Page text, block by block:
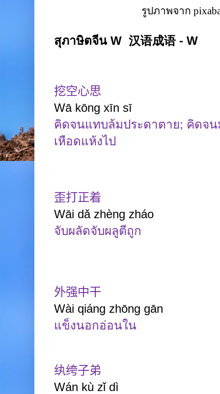
รูปภาพจาก
สุภาษิตจีน W 汉语成语 - W
挖空心思
Wā kōng xīn sī
คิดจนแทบล้มประดาตาย; คิดจ
เหือดแห้งไป
歪打正着
Wāi dǎ zhèng zháo
จับผลัดจับผลูตีถูก
外强中干
Wài qiáng zhōng gān
แข็งนอกอ่อนใน
纨绔子弟
Wán kù zǐ dì